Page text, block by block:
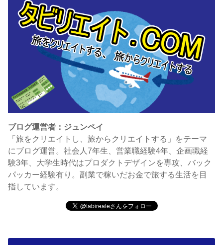
ブログ運営者：ジュンペイ
「旅をクリエイトし、旅からクリエイトする」をテーマ
にブログ運営。社会人7年生、営業職経験4年、企画職経
験3年、大学生時代はプロダクトデザインを専攻、バック
パッカー経験有り。副業で稼いだお金で旅する生活を目
指しています。